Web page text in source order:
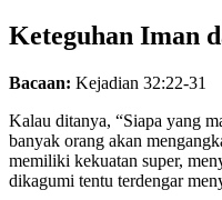
Keteguhan Iman
Bacaan: Kejadian 32:22-31
Kalau ditanya, “Siapa yang
banyak orang akan
memiliki kekuatan super,
dikagumi tentu terdengar